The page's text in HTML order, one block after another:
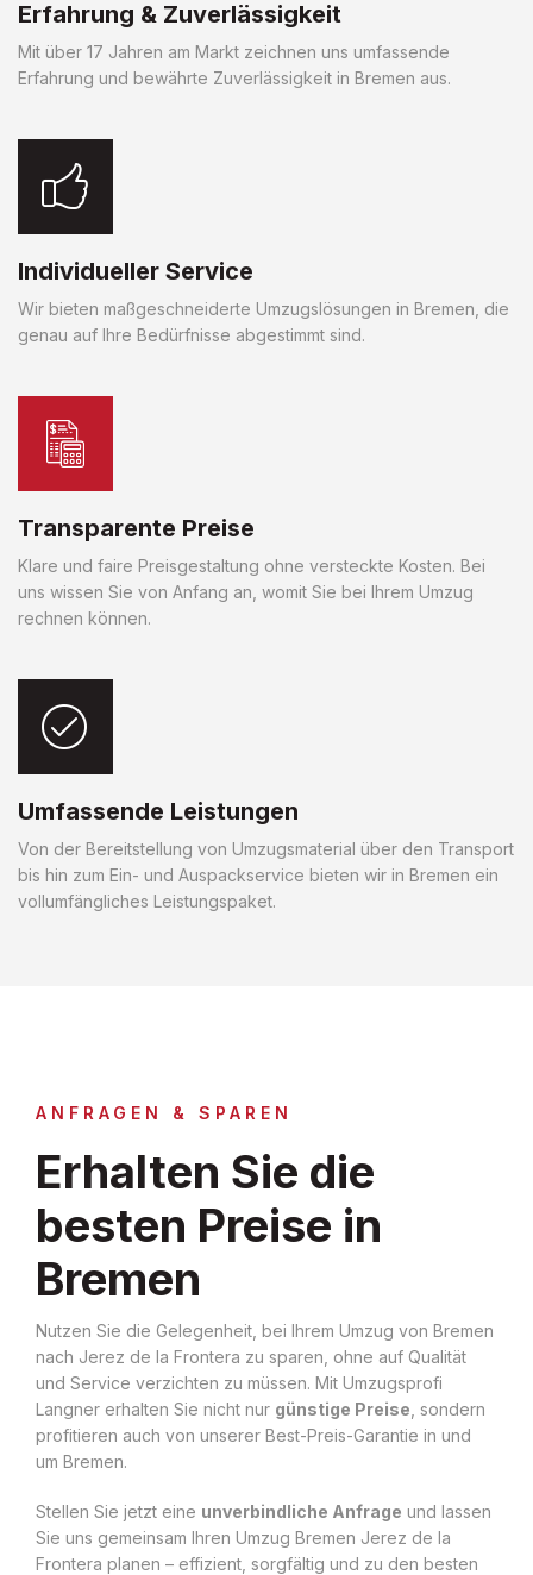
Erfahrung & Zuverlässigkeit
Mit über 17 Jahren am Markt zeichnen uns umfassende
Erfahrung und bewährte Zuverlässigkeit in Bremen aus.
Individueller Service
Wir bieten maßgeschneiderte Umzugslösungen in Bremen, die
genau auf Ihre Bedürfnisse abgestimmt sind.
Transparente Preise
Klare und faire Preisgestaltung ohne versteckte Kosten. Bei
uns wissen Sie von Anfang an, womit Sie bei Ihrem Umzug
rechnen können.
Umfassende Leistungen
Von der Bereitstellung von Umzugsmaterial über den Transport
bis hin zum Ein- und Auspackservice bieten wir in Bremen ein
vollumfängliches Leistungspaket.
ANFRAGEN & SPAREN
Erhalten Sie die
besten Preise in
Bremen
Nutzen Sie die Gelegenheit, bei Ihrem Umzug von Bremen
nach Jerez de la Frontera zu sparen, ohne auf Qualität
und Service verzichten zu müssen. Mit Umzugsprofi
Langner erhalten Sie nicht nur günstige Preise , sondern
profitieren auch von unserer Best-Preis-Garantie in und
um Bremen.
Stellen Sie jetzt eine unverbindliche Anfrage und lassen
Sie uns gemeinsam Ihren Umzug Bremen Jerez de la
Frontera planen – effizient, sorgfältig und zu den besten